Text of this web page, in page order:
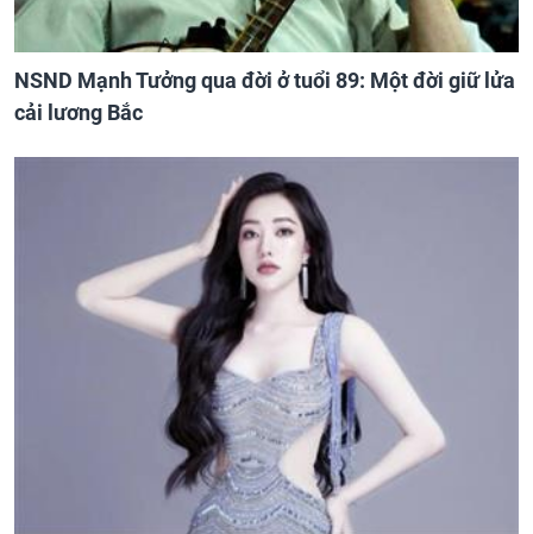
NSND Mạnh Tưởng qua đời ở tuổi 89: Một đời giữ lửa
cải lương Bắc